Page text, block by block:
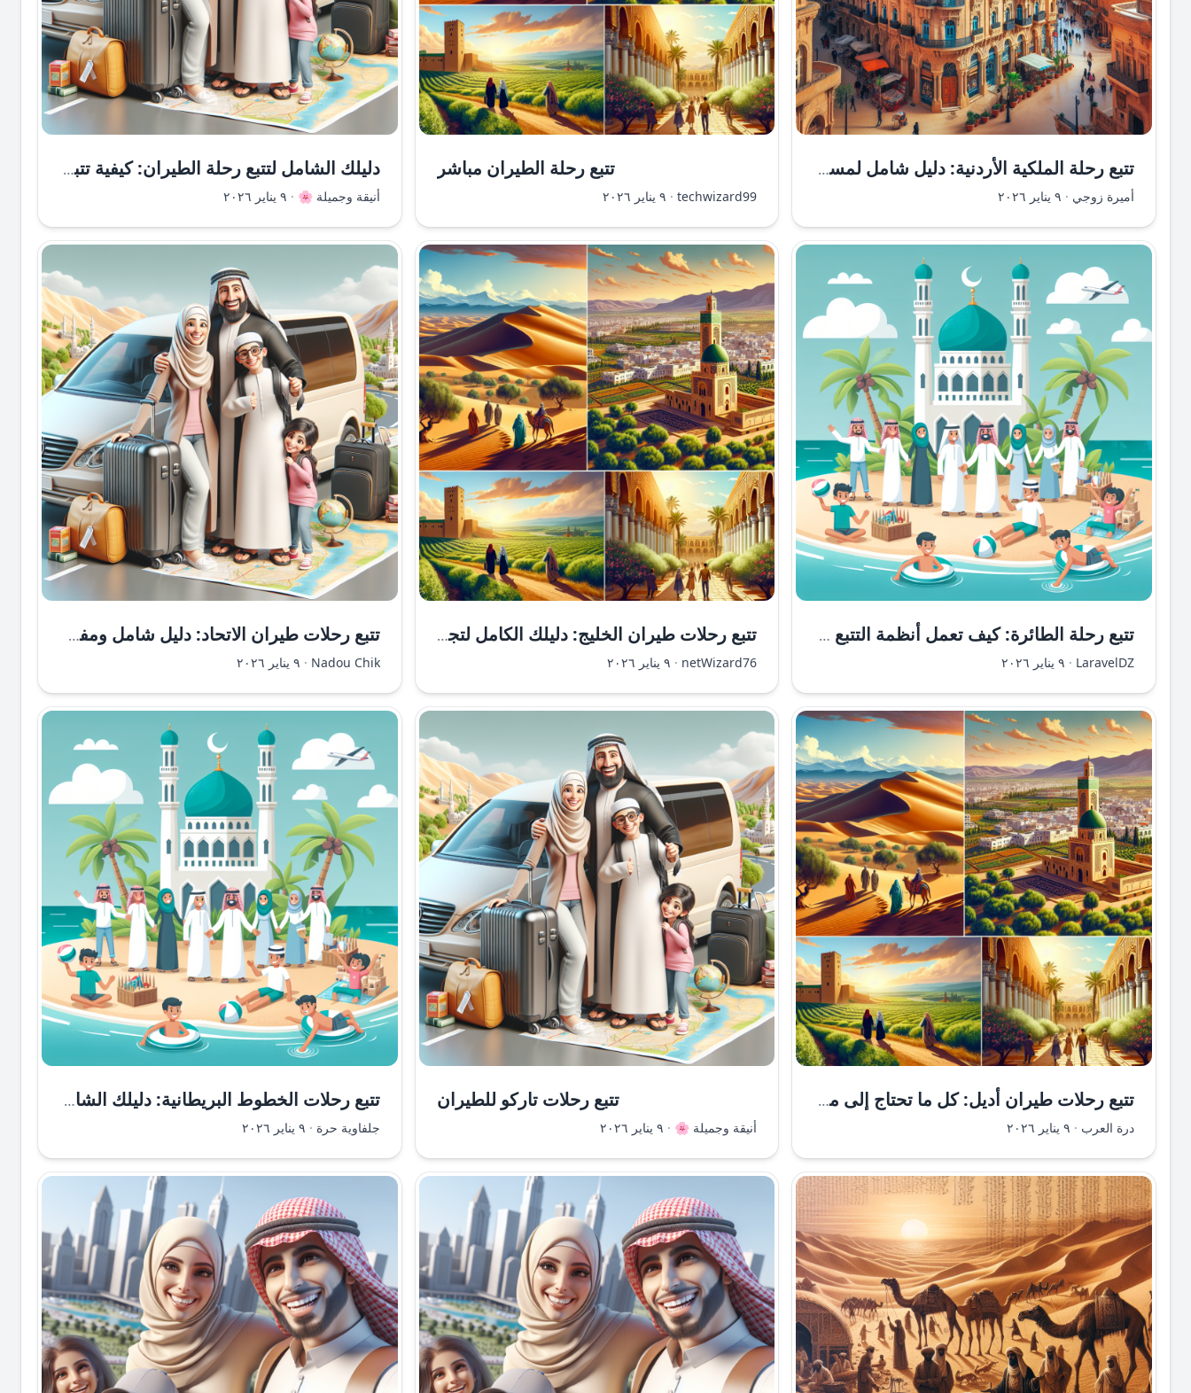
تتبع رحلة الملكية الأردنية: دليل شامل لمستخدمي الطيران
أميرة زوجي · ٩ يناير ٢٠٢٦
تتبع رحلة الطيران مباشر
techwizard99
· ٩ يناير ٢٠٢٦
دليلك الشامل لتتبع رحلة الطيران: كيفية تتبع الرحلات الجوية بسهولة وفعالية
أنيقة وجميلة 🌸 · ٩ يناير ٢٠٢٦
تتبع رحلة الطائرة: كيف تعمل أنظمة التتبع الجوية؟
LaravelDZ
· ٩ يناير ٢٠٢٦
تتبع رحلات طيران الخليج: دليلك الكامل لتجربة مريحة ودقيقة
netWizard76
· ٩ يناير ٢٠٢٦
تتبع رحلات طيران الاتحاد: دليل شامل ومفصل للرحلات الجوية
Nadou Chik
· ٩ يناير ٢٠٢٦
تتبع رحلات طيران أديل: كل ما تحتاج إلى معرفته
درة العرب · ٩ يناير ٢٠٢٦
تتبع رحلات تاركو للطيران
أنيقة وجميلة 🌸 · ٩ يناير ٢٠٢٦
تتبع رحلات الخطوط البريطانية: دليلك الشامل
جلفاوية حرة · ٩ يناير ٢٠٢٦